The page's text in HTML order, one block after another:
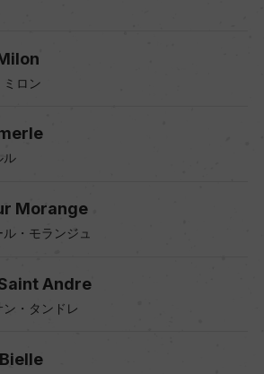
ミロン
ル
Morange
・モランジュ
Andre
・タンドレ